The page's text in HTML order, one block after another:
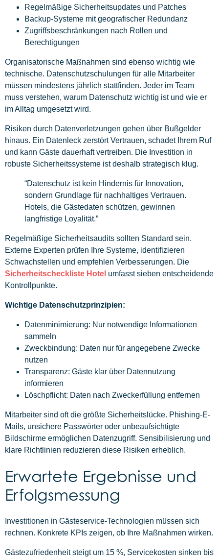
Regelmäßige Sicherheitsupdates und Patches
Backup-Systeme mit geografischer Redundanz
Zugriffsbeschränkungen nach Rollen und
Berechtigungen
Organisatorische Maßnahmen sind ebenso wichtig wie
technische. Datenschutzschulungen für alle Mitarbeiter
müssen mindestens jährlich stattfinden. Jeder im Team
muss verstehen, warum Datenschutz wichtig ist und wie er
im Alltag umgesetzt wird.
Risiken durch Datenverletzungen gehen über Bußgelder
hinaus. Ein Datenleck zerstört Vertrauen, schadet Ihrem Ruf
und kann Gäste dauerhaft vertreiben. Die Investition in
robuste Sicherheitssysteme ist deshalb strategisch klug.
“Datenschutz ist kein Hindernis für Innovation,
sondern Grundlage für nachhaltiges Vertrauen.
Hotels, die Gästedaten schützen, gewinnen
langfristige Loyalität.”
Regelmäßige Sicherheitsaudits sollten Standard sein.
Externe Experten prüfen Ihre Systeme, identifizieren
Schwachstellen und empfehlen Verbesserungen. Die
Sicherheitscheckliste Hotel umfasst sieben entscheidende
Kontrollpunkte.
Wichtige Datenschutzprinzipien:
Datenminimierung: Nur notwendige Informationen
sammeln
Zweckbindung: Daten nur für angegebene Zwecke
nutzen
Transparenz: Gäste klar über Datennutzung
informieren
Löschpflicht: Daten nach Zweckerfüllung entfernen
Mitarbeiter sind oft die größte Sicherheitslücke. Phishing-E-
Mails, unsichere Passwörter oder unbeaufsichtigte
Bildschirme ermöglichen Datenzugriff. Sensibilisierung und
klare Richtlinien reduzieren diese Risiken erheblich.
Erwartete Ergebnisse und
Erfolgsmessung
Investitionen in Gästeservice-Technologien müssen sich
rechnen. Konkrete KPIs zeigen, ob Ihre Maßnahmen wirken.
Gästezufriedenheit steigt um 15 %, Servicekosten sinken bis